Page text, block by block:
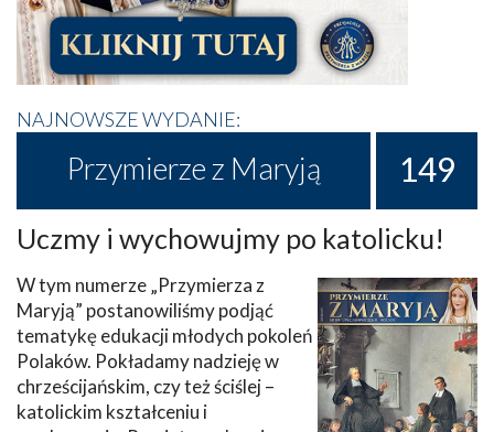
NAJNOWSZE WYDANIE:
Przymierze z Maryją 149
Uczmy i wychowujmy po katolicku!
W tym numerze „Przymierza z
Maryją” postanowiliśmy podjąć
tematykę edukacji młodych pokoleń
Polaków. Pokładamy nadzieję w
chrześcijańskim, czy też ściślej –
katolickim kształceniu i